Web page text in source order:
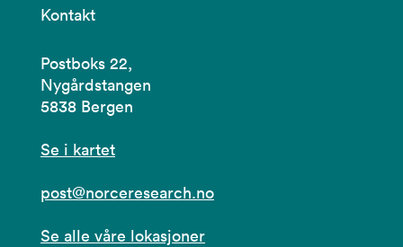
Kontakt
Postboks 22,
Nygårdstangen
5838 Bergen
Se i kartet
post@norceresearch.no
Se alle våre lokasjoner